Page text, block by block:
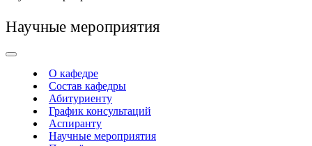
Научные мероприятия
О кафедре
Состав кафедры
Абитуриенту
График консультаций
Аспиранту
Научные мероприятия